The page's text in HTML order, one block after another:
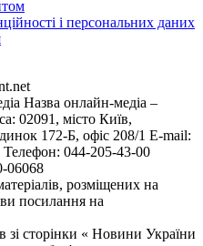
і персональних даних
Назва онлайн-медіа –
02091, місто Київ,
172-Б, офіс 208/1 E-mail:
Телефон: 044-205-43-00
06068
розміщених на
посилання на
зі сторінки « Новини України